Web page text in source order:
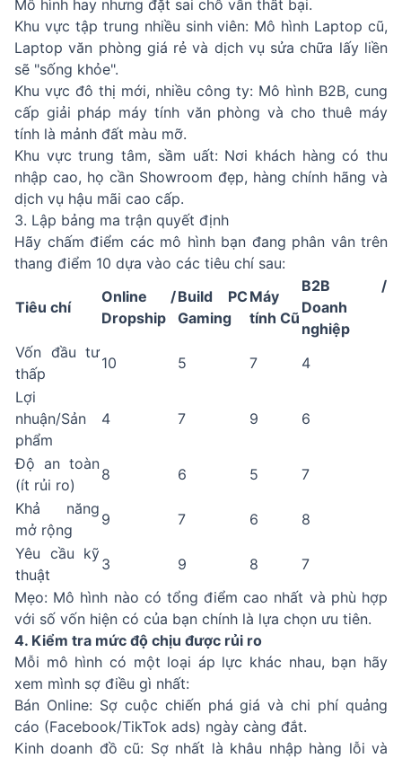
Mô hình hay nhưng đặt sai chỗ vẫn thất bại.
Khu vực tập trung nhiều sinh viên: Mô hình Laptop cũ,
Laptop văn phòng giá rẻ và dịch vụ sửa chữa lấy liền
sẽ "sống khỏe".
Khu vực đô thị mới, nhiều công ty: Mô hình B2B, cung
cấp giải pháp máy tính văn phòng và cho thuê máy
tính là mảnh đất màu mỡ.
Khu vực trung tâm, sầm uất: Nơi khách hàng có thu
nhập cao, họ cần Showroom đẹp, hàng chính hãng và
dịch vụ hậu mãi cao cấp.
3. Lập bảng ma trận quyết định
Hãy chấm điểm các mô hình bạn đang phân vân trên
thang điểm 10 dựa vào các tiêu chí sau:
Tiêu chí
Online /
Dropship
Build PC
Gaming
Máy
tính Cũ
B2B /
Doanh
nghiệp
Vốn đầu tư
thấp
10 5 7
4
Lợi
nhuận/Sản
phẩm
4 7 9 6
Độ an toàn
(ít rủi ro)
8 6 5
7
Khả năng
mở rộng
9 7 6
8
Yêu cầu kỹ
thuật
3 9 8
7
Mẹo: Mô hình nào có tổng điểm cao nhất và phù hợp
với số vốn hiện có của bạn chính là lựa chọn ưu tiên.
4. Kiểm tra mức độ chịu được rủi ro
Mỗi mô hình có một loại áp lực khác nhau, bạn hãy
xem mình sợ điều gì nhất:
Bán Online: Sợ cuộc chiến phá giá và chi phí quảng
cáo (Facebook/TikTok ads) ngày càng đắt.
Kinh doanh đồ cũ: Sợ nhất là khâu nhập hàng lỗi và